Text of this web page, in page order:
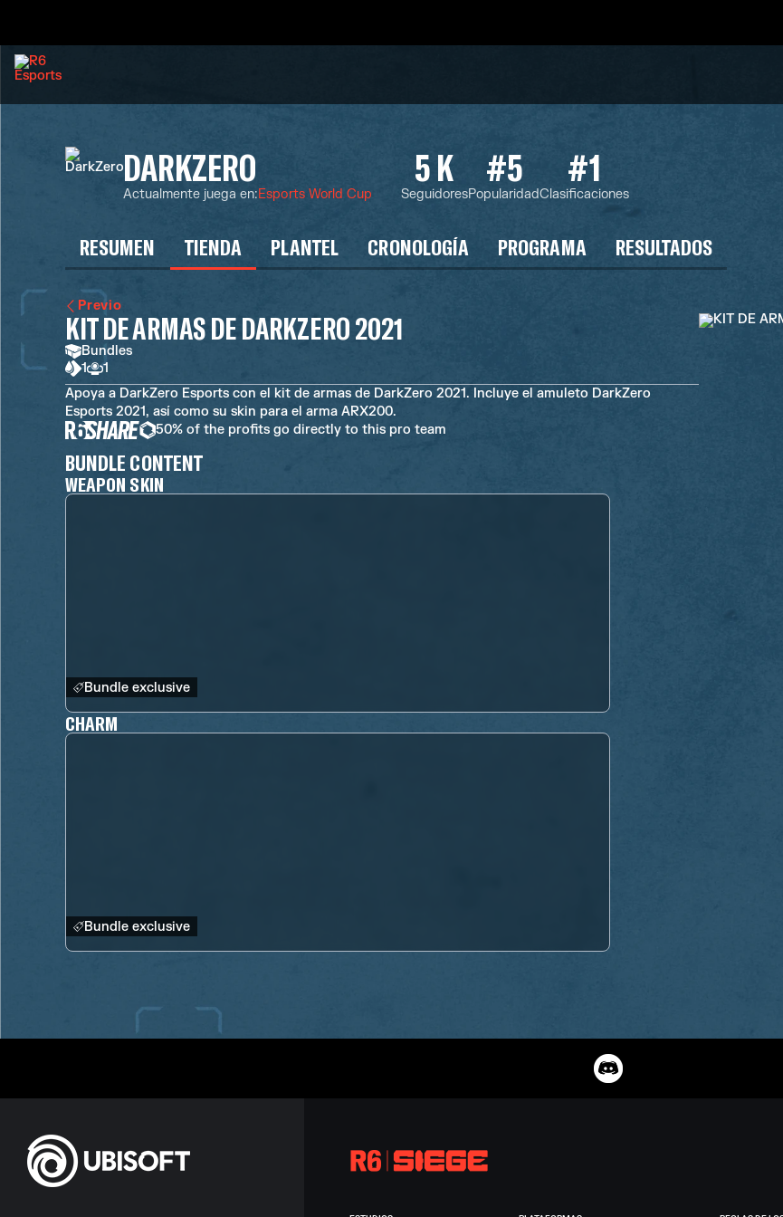
DARKZERO
Actualmente juega en:Esports World Cup
5 K
Seguidores
#5
Popularidad
#1
Clasificaciones
RESUMEN TIENDA PLANTEL CRONOLOGÍA PROGRAMA RESULTADOS
Previo
KIT DE ARMAS DE DARKZERO 2021
Bundles
1
1
Apoya a DarkZero Esports con el kit de armas de DarkZero 2021. Incluye el amuleto DarkZero
Esports 2021, así como su skin para el arma ARX200.
50% of the profits go directly to this pro team
BUNDLE CONTENT
WEAPON SKIN
Bundle exclusive
CHARM
Bundle exclusive